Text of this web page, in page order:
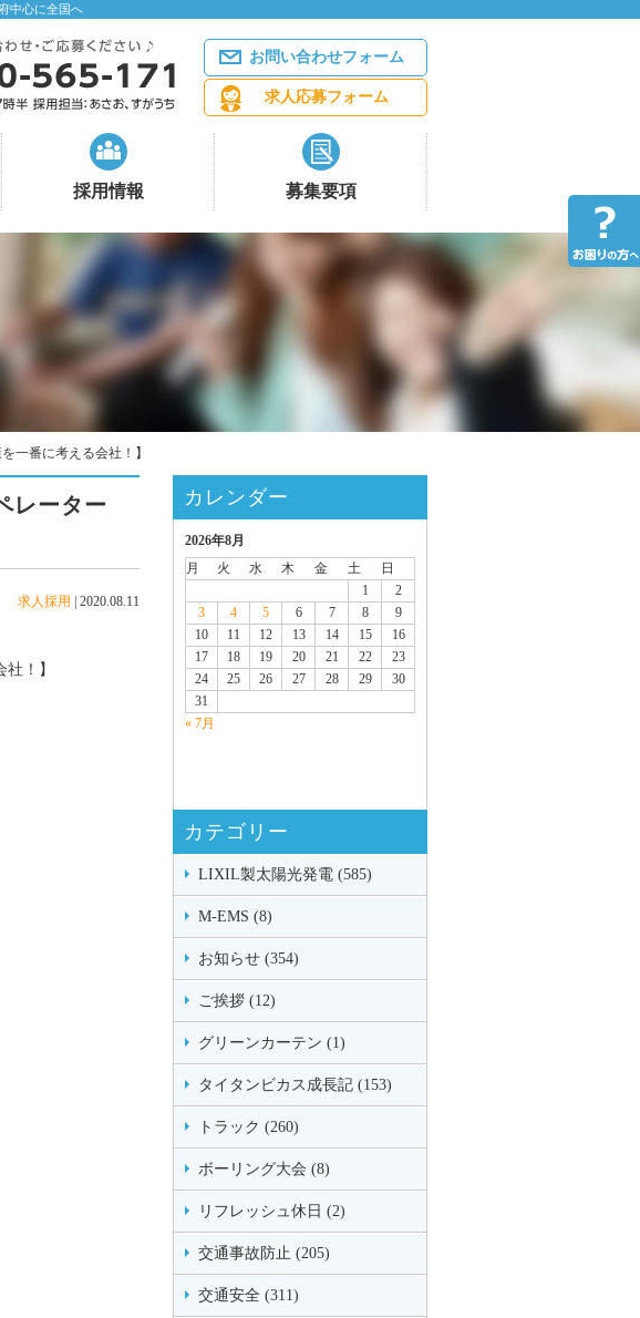
中心に全国へ
お問い合わせフォーム
求人応募フォーム
採用情報 募集要項
一番に考える会社！】
レーター
求人採用 2020.08.11
！】
カレンダー
2026年8月
月
火 水 木 金 土
日
1
2
3
4 5 6 7 8
9
10
11 12 13 14 15
16
17
18 19 20 21 22
23
24
25 26 27 28 29
30
31
« 7月
カテゴリー
LIXIL製太陽光発電 (585)
M-EMS (8)
お知らせ (354)
ご挨拶 (12)
グリーンカーテン (1)
タイタンビカス成長記 (153)
トラック (260)
ボーリング大会 (8)
リフレッシュ休日 (2)
交通事故防止 (205)
交通安全 (311)